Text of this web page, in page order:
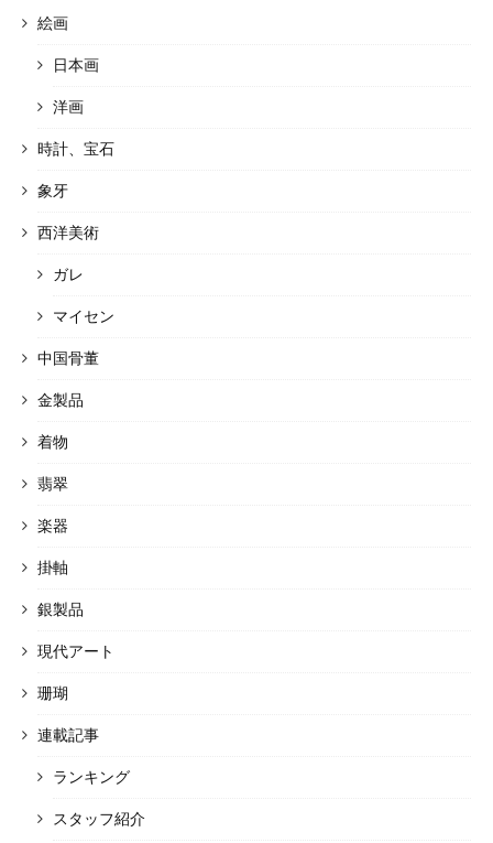
絵画
日本画
洋画
時計、宝石
象牙
西洋美術
ガレ
マイセン
中国骨董
金製品
着物
翡翠
楽器
掛軸
銀製品
現代アート
珊瑚
連載記事
ランキング
スタッフ紹介